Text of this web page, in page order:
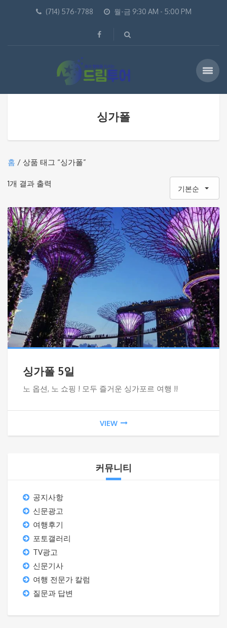
(714) 576-7788 월-금 9:30 AM - 5:00 PM
싱가폴
홈 / 상품 태그 “싱가폴”
1개 결과 출력
기본순
싱가폴 5일
노 옵션, 노 쇼핑 ! 모두 즐거운 싱가포르 여행 !!
VIEW
커뮤니티
공지사항
신문광고
여행후기
포토갤러리
TV광고
신문기사
여행 전문가 칼럼
질문과 답변